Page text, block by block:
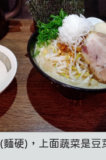
硬)，上面蔬菜是豆